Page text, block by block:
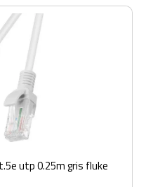
utp 0.25m gris fluke